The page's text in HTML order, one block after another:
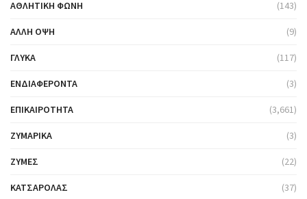
ΑΘΛΗΤΙΚΉ ΦΩΝΉ (143)
ΆΛΛΗ ΌΨΗ (9)
ΓΛΥΚΆ (117)
ΕΝΔΙΑΦΈΡΟΝΤΑ (3)
ΕΠΙΚΑΙΡΌΤΗΤΑ (3,661)
ΖΥΜΑΡΙΚΆ (3)
ΖΎΜΕΣ (22)
ΚΑΤΣΑΡΌΛΑΣ (37)